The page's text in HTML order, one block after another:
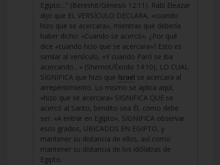
Egipto…” (Bereshit/Génesis 12:11). Rabí Eleazar
dijo que EL VERSÍCULO DECLARA, «cuando
hizo que se acercara», mientras que debería
haber dicho: «Cuando se acercó». ¿Por qué
dice «cuando hizo que se acercara»? Esto es
similar al versículo, «Y cuando Paró se iba
acercando…» (Shemot/Éxodo 14:10), LO CUAL
SIGNIFICA que hizo que Israel se acercara al
arrepentimiento. Lo mismo se aplica aquí,
«hizo que se acercara» SIGNIFICA QUE se
acercó al Santo, bendito sea Él, como debe
ser. «A entrar en Egipto», SIGNIFICA observar
esos grados, UBICADOS EN EGIPTO, y
mantener su distancia de ellos, así como
mantener su distancia de los idólatras de
Egipto.